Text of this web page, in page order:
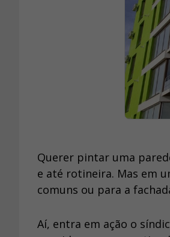
Querer pintar uma
e até rotineira. Mas em
comuns ou para a
Aí, entra em ação o